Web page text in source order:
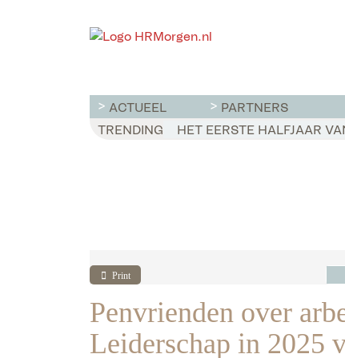
ACTUEEL PARTNERS
TRENDING WET
HET EERSTE HALFJAAR
VOOR EEN SUCCESVOL
Print
Penvrienden over
Leiderschap in 2025